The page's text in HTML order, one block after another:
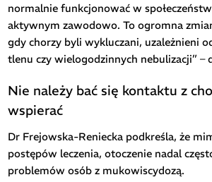
normalnie funkcjonować w
aktywnym zawodowo. To ogromna
gdy chorzy byli wykluczani, uzależnieni
tlenu czy wielogodzinnych nebulizacji” –
Nie należy bać się kontaktu z
wspierać
Dr Frejowska-Reniecka podkreśla, że
postępów leczenia, otoczenie nadal
problemów osób z mukowiscydozą.